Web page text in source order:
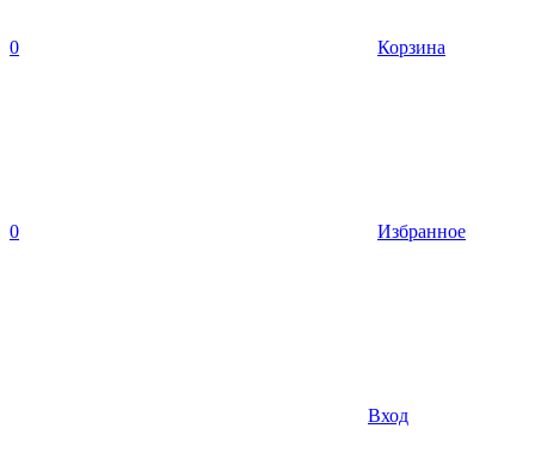
0 Корзина
0 Избранное
Вход